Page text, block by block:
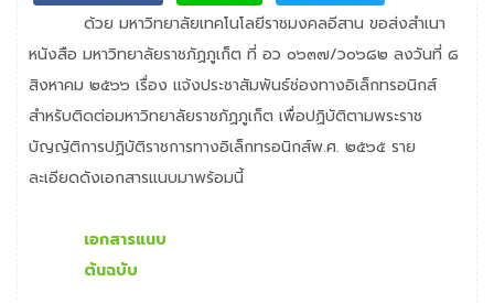
ด้วย มหาวิทยาลัยเทคโนโลยีราชมงคลอีสาน ขอส่งสำเนา
หนังสือ มหาวิทยาลัยราชภัฏภูเก็ต ที่ อว ๐๖๓๗/ว๐๖๘๒ ลงวันที่ ๘
สิงหาคม ๒๕๖๖ เรื่อง แจ้งประชาสัมพันธ์ช่องทางอิเล็กทรอนิกส์
สำหรับติดต่อมหาวิทยาลัยราชภัฏภูเก็ต เพื่อปฏิบัติตามพระราช
บัญญัติการปฏิบัติราชการทางอิเล็กทรอนิกส์พ.ศ. ๒๕๖๕ ราย
ละเอียดดังเอกสารแนบมาพร้อมนี้
เอกสารแนบ
ต้นฉบับ